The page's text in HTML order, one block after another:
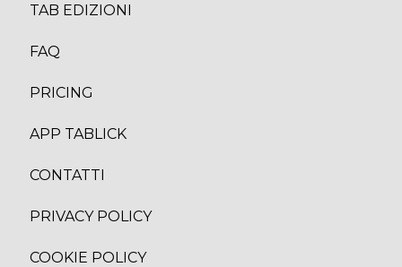
TAB EDIZIONI
FAQ
PRICING
APP TABLICK
CONTATTI
PRIVACY POLICY
COOKIE POLICY